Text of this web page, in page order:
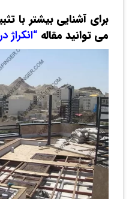
برای آشنایی بیشتر با
می توانید مقاله “انکراژ